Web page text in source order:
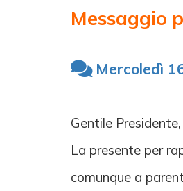
Messaggio
Mercoledì
Gentile Presidente,
La presente per
comunque a